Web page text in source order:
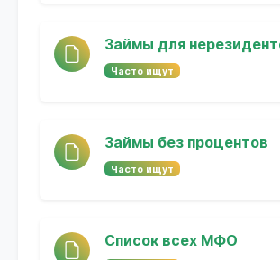
Займы для
Часто ищут
Займы без процентов
Часто ищут
Список всех МФО